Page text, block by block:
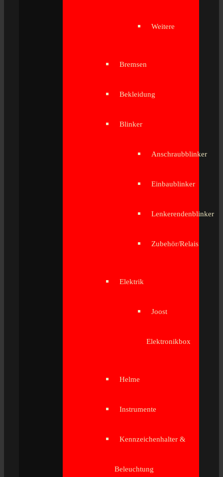
Weitere
Bremsen
Bekleidung
Blinker
Anschraubblinker
Einbaublinker
Lenkerendenblinker
Zubehör/Relais
Elektrik
Joost
Elektronikbox
Helme
Instrumente
Kennzeichenhalter &
Beleuchtung